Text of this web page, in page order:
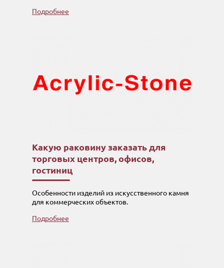
Подробнее
Какую раковину заказать для
торговых центров, офисов,
гостиниц
Особенности изделий из искусственного камня
для коммерческих объектов.
Подробнее